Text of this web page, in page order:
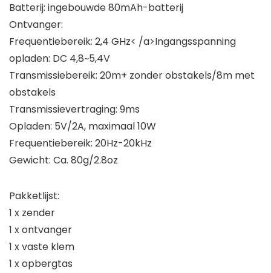
Batterij: ingebouwde 80mAh-batterij
Ontvanger:
Frequentiebereik: 2,4 GHz< /a>Ingangsspanning
opladen: DC 4,8~5,4V
Transmissiebereik: 20m+ zonder obstakels/8m met
obstakels
Transmissievertraging: 9ms
Opladen: 5V/2A, maximaal 10W
Frequentiebereik: 20Hz-20kHz
Gewicht: Ca. 80g/2.8oz
Pakketlijst:
1 x zender
1 x ontvanger
1 x vaste klem
1 x opbergtas